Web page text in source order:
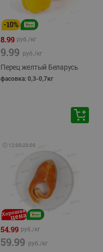
-10%
8.99 руб./кг
9.99 руб./кг
Перец желтый Беларусь
фасовка: 0,3-0,7кг
🕘 12:00-20:00
54.99 руб./кг
59.99 руб./кг